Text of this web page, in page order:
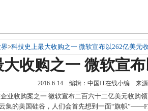
>科技史上最大收购之一 微软宣布以262亿美元
收购之一 微软宣
2016-6-14 编辑：中国IT在线小编 来
收购案之一 微软宣布二百六十二亿美元收购
集的美国硅谷，人们会首先想到一面“旗帜